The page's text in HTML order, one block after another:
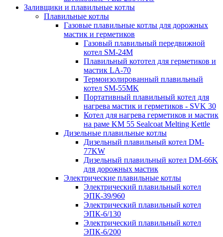
Заливщики и плавильные котлы
Плавильные котлы
Газовые плавильные котлы для дорожных
мастик и герметиков
Газовый плавильный передвижной
котел SM-24M
Плавильный кототел для герметиков и
мастик LA-70
Термоизолированный плавильный
котел SM-55MK
Портативный плавильный котел для
нагрева мастик и герметиков - SVK 30
Котел для нагрева герметиков и мастик
на раме KM 55 Sealcoat Melting Kettle
Дизельные плавильные котлы
Дизельный плавильный котел DM-
77KW
Дизельный плавильный котел DM-66K
для дорожных мастик
Электрические плавильные котлы
Электрический плавильный котел
ЭПК-39/960
Электрический плавильный котел
ЭПК-6/130
Электрический плавильный котел
ЭПК-6/200